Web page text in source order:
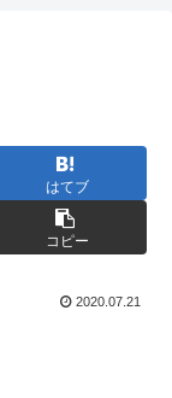
はてブ
コピー
2020.07.21